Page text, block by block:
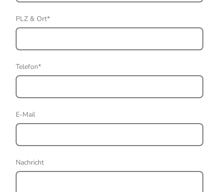
PLZ & Ort*
Telefon*
E-Mail
Nachricht